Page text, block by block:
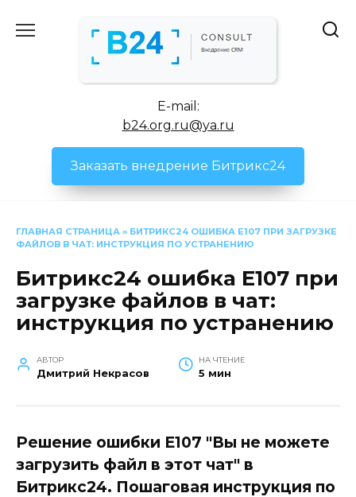
E-mail:
b24.org.ru@ya.ru
Заказать внедрение Битрикс24
ГЛАВНАЯ СТРАНИЦА » БИТРИКС24 ОШИБКА E107 ПРИ ЗАГРУЗКЕ
ФАЙЛОВ В ЧАТ: ИНСТРУКЦИЯ ПО УСТРАНЕНИЮ
Битрикс24 ошибка E107 при
загрузке файлов в чат:
инструкция по устранению
АВТОР
Дмитрий Некрасов
НА ЧТЕНИЕ
5 мин
Решение ошибки E107 "Вы не можете
загрузить файл в этот чат" в
Битрикс24. Пошаговая инструкция по